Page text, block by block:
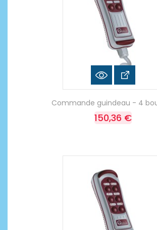
Commande guindeau - 4
150,36 €